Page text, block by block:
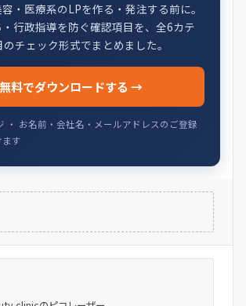
・医療系のLPを作る・発注する前に。
行政指導を防ぐ確認項目を、全6カテ
チェック形式でまとめました。
無料でダウンロードする →
・ お名前・会社名・メールアドレスのご登録
す